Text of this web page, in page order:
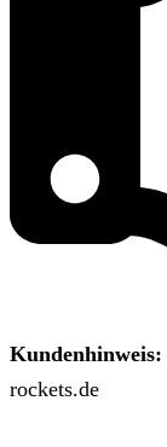
Kundenhinweis:
rockets.de